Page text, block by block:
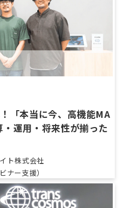
「本当に今、高機能MA
運用・将来性が揃った
ト株式会社
ナー支援）